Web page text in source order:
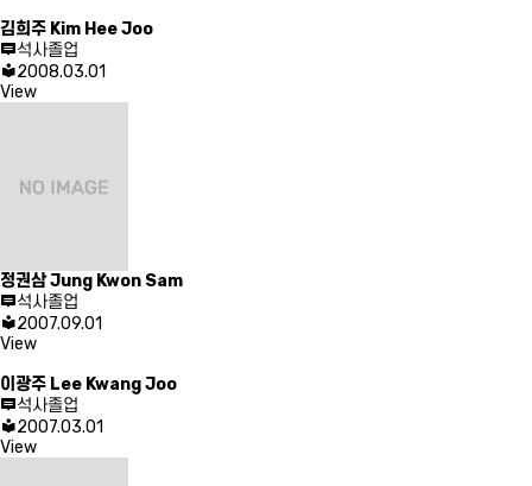
김희주 Kim Hee Joo
석사졸업
2008.03.01
View
정권삼Jung Kwon Sam
석사졸업
2007.09.01
View
이광주 Lee Kwang Joo
석사졸업
2007.03.01
View